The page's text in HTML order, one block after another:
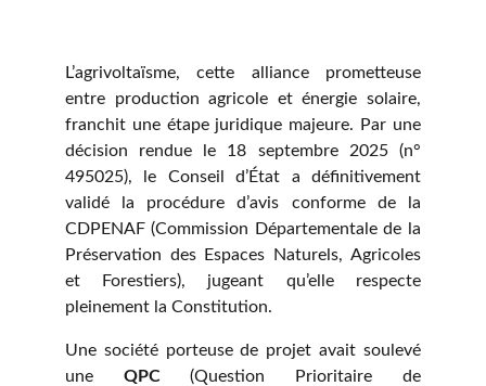
L’agrivoltaïsme, cette alliance prometteuse
entre production agricole et énergie solaire,
franchit une étape juridique majeure. Par une
décision rendue le 18 septembre 2025 (n°
495025), le Conseil d’État a définitivement
validé la procédure d’avis conforme de la
CDPENAF (Commission Départementale de la
Préservation des Espaces Naturels, Agricoles
et Forestiers), jugeant qu’elle respecte
pleinement la Constitution.
Une société porteuse de projet avait soulevé
une QPC(Question Prioritaire de